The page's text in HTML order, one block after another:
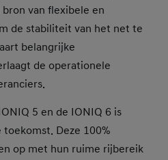
van flexibele en
de stabiliteit van het net te
belangrijke
de operationele
5 en de IONIQ 6 is
toekomst. Deze 100%
op met hun ruime rijbereik